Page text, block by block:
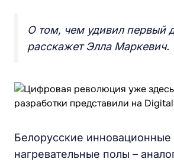
О том, чем удивил первый
расскажет Элла Маркевич.
Белорусские инновационные
нагревательные полы –